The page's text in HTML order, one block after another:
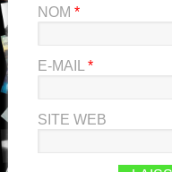
NOM *
E-MAIL *
SITE WEB